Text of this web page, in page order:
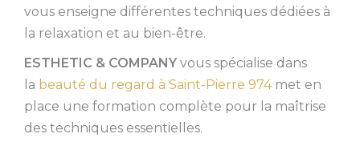
vous enseigne différentes techniques dédiées à
la relaxation et au bien-être.
ESTHETIC & COMPANY vous spécialise dans
la beauté du regard à Saint-Pierre 974met en
place une formation complète pour la maîtrise
des techniques essentielles.